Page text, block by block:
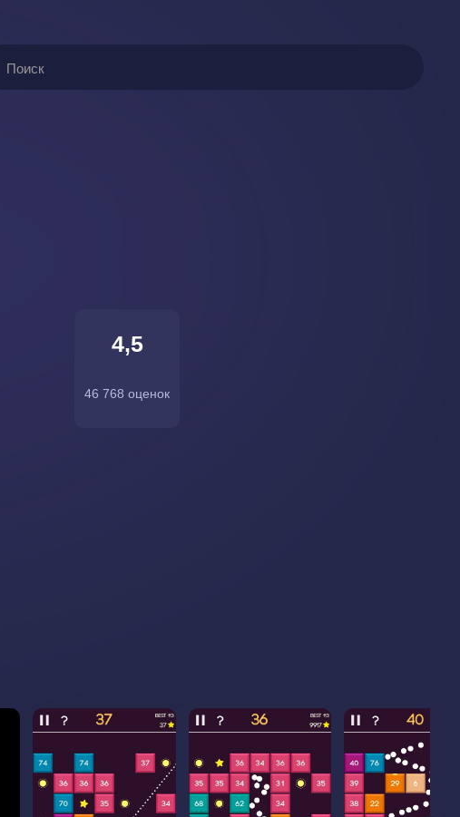
4,5
46 768 оценок